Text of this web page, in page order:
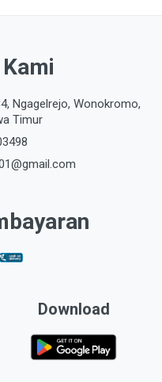
Ngagelrejo, Wonokromo,
Timur
Download